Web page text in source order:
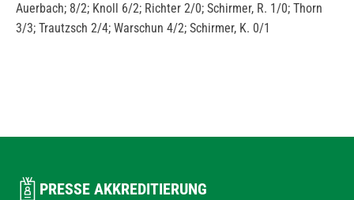
Auerbach; 8/2; Knoll 6/2; Richter 2/0; Schirmer, R. 1/0; Thorn
3/3; Trautzsch 2/4; Warschun 4/2; Schirmer, K. 0/1
PRESSE AKKREDITIERUNG